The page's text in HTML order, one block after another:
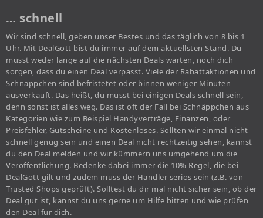
… schnell
Wir sind schnell, geben unser Bestes und das täglich von 8 bis 1
Uhr. Mit DealGott bist du immer auf dem aktuellsten Stand. Du
musst weder lange auf die nächsten Deals warten, noch dich
sorgen, dass du einen Deal verpasst. Viele der Rabattaktionen und
Schnäppchen sind befristetet oder binnen weniger Minuten
ausverkauft. Das heißt, du musst bei einigen Deals schnell sein,
denn sonst ist alles weg. Das ist oft der Fall bei Schnäppchen aus
Kategorien wie zum Beispiel Handyverträge, Finanzen, oder
Preisfehler, Gutscheine und Kostenloses. Sollten wir einmal nicht
schnell genug sein und einen Deal nicht rechtzeitig sehen, kannst
du den Deal melden und wir kümmern uns umgehend um die
Veröffentlichung. Bedenke dabei immer die 10% Regel, die bei
DealGott gilt und zudem muss der Händler seriös sein (z.B. von
Trusted Shops geprüft). Solltest du dir mal nicht sicher sein, ob der
Deal gut ist, kannst du uns gerne um Hilfe bitten und wie prüfen
den Deal für dich.